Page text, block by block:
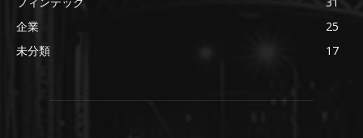
企業
25
未分類
17